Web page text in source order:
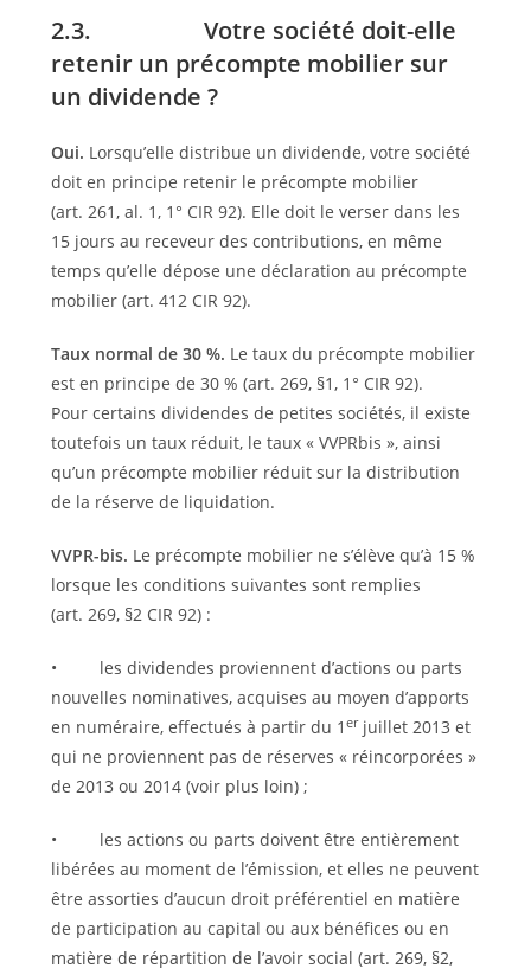
2.3. Votre société doit-elle
retenir un précompte mobilier sur
un dividende ?
Oui. Lorsqu’elle distribue un dividende, votre société
doit en principe retenir le précompte mobilier
(art. 261, al. 1, 1° CIR 92). Elle doit le verser dans les
15 jours au receveur des contributions, en même
temps qu’elle dépose une déclaration au précompte
mobilier (art. 412 CIR 92).
Taux normal de 30 %. Le taux du précompte mobilier
est en principe de 30 % (art. 269, §1, 1° CIR 92).
Pour certains dividendes de petites sociétés, il existe
toutefois un taux réduit, le taux « VVPRbis », ainsi
qu’un précompte mobilier réduit sur la distribution
de la réserve de liquidation.
VVPR-bis. Le précompte mobilier ne s’élève qu’à 15 %
lorsque les conditions suivantes sont remplies
(art. 269, §2 CIR 92) :
• les dividendes proviennent d’actions ou parts
nouvelles nominatives, acquises au moyen d’apports
en numéraire, effectués à partir du 1 erjuillet 2013 et
qui ne proviennent pas de réserves « réincorporées »
de 2013 ou 2014 (voir plus loin) ;
• les actions ou parts doivent être entièrement
libérées au moment de l’émission, et elles ne peuvent
être assorties d’aucun droit préférentiel en matière
de participation au capital ou aux bénéfices ou en
matière de répartition de l’avoir social (art. 269, §2,